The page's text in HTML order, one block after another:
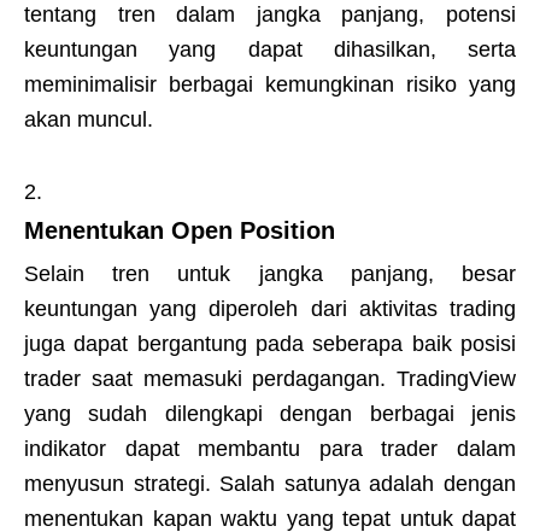
tentang tren dalam jangka panjang, potensi
keuntungan yang dapat dihasilkan, serta
meminimalisir berbagai kemungkinan risiko yang
akan muncul.
Menentukan Open Position
Selain tren untuk jangka panjang, besar
keuntungan yang diperoleh dari aktivitas trading
juga dapat bergantung pada seberapa baik posisi
trader saat memasuki perdagangan. TradingView
yang sudah dilengkapi dengan berbagai jenis
indikator dapat membantu para trader dalam
menyusun strategi. Salah satunya adalah dengan
menentukan kapan waktu yang tepat untuk dapat